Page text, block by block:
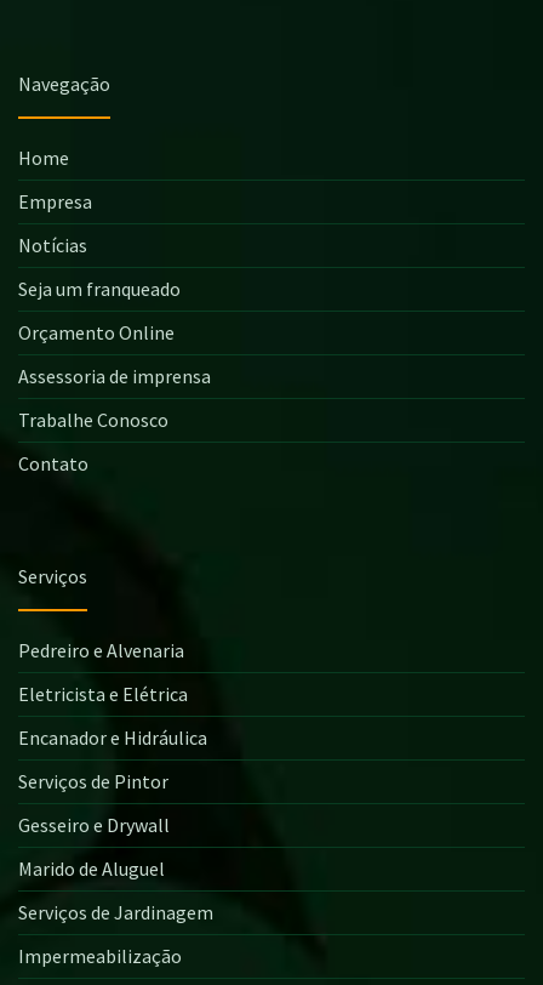
Navegação
Home
Empresa
Notícias
Seja um franqueado
Orçamento Online
Assessoria de imprensa
Trabalhe Conosco
Contato
Serviços
Pedreiro e Alvenaria
Eletricista e Elétrica
Encanador e Hidráulica
Serviços de Pintor
Gesseiro e Drywall
Marido de Aluguel
Serviços de Jardinagem
Impermeabilização